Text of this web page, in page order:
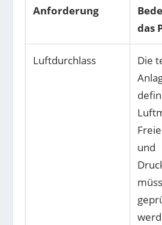
Anforderung
das
Luftdurchlass
Die
und